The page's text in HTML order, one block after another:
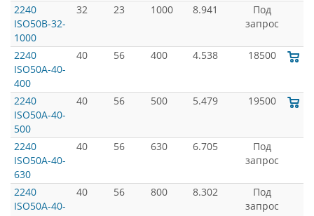
2240
ISO50B-32-
1000
32 23 1000 8.941
Под
запрос
2240
ISO50A-40-
400
40 56 400 4.538 18500
2240
ISO50A-40-
500
40 56 500 5.479 19500
2240
ISO50A-40-
630
40 56 630 6.705
Под
запрос
2240
ISO50A-40-
40 56 800 8.302
Под
запрос